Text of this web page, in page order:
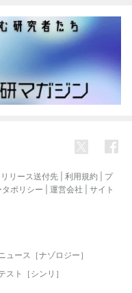
リース送付先 利用規約
プ
ポリシー 運営会社
サイト
ュース［ナゾロジー］
スト［シンリ］